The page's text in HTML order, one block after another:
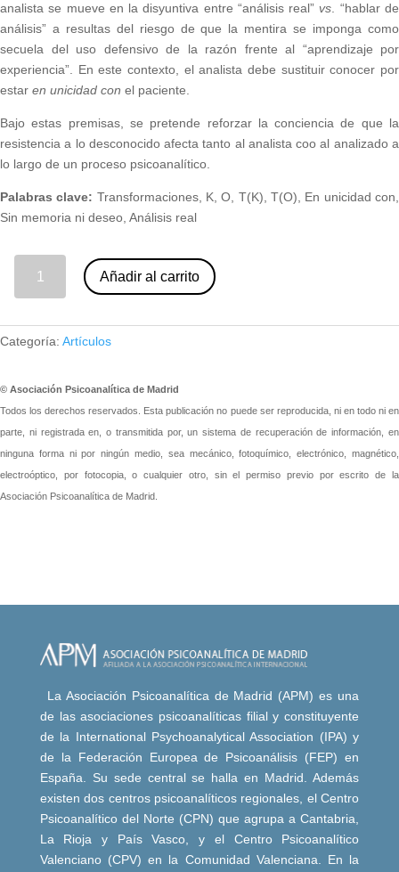
analista se mueve en la disyuntiva entre “análisis real” vs . “hablar de
análisis” a resultas del riesgo de que la mentira se imponga como
secuela del uso defensivo de la razón frente al “aprendizaje por
experiencia”. En este contexto, el analista debe sustituir conocer por
estar en unicidad con el paciente.
Bajo estas premisas, se pretende reforzar la conciencia de que la
resistencia a lo desconocido afecta tanto al analista coo al analizado a
lo largo de un proceso psicoanalítico.
Palabras clave: Transformaciones, K, O, T(K), T(O), En unicidad con,
Sin memoria ni deseo, Análisis real
Añadir al carrito
Categoría: Artículos
© Asociación Psicoanalítica de Madrid
Todos los derechos reservados. Esta publicación no puede ser reproducida, ni en todo ni en
parte, ni registrada en, o transmitida por, un sistema de recuperación de información, en
ninguna forma ni por ningún medio, sea mecánico, fotoquímico, electrónico, magnético,
electroóptico, por fotocopia, o cualquier otro, sin el permiso previo por escrito de la
Asociación Psicoanalítica de Madrid.
La Asociación Psicoanalítica de Madrid (APM) es una
de las asociaciones psicoanalíticas filial y constituyente
de la International Psychoanalytical Association (IPA) y
de la Federación Europea de Psicoanálisis (FEP) en
España. Su sede central se halla en Madrid. Además
existen dos centros psicoanalíticos regionales, el Centro
Psicoanalítico del Norte (CPN) que agrupa a Cantabria,
La Rioja y País Vasco, y el Centro Psicoanalítico
Valenciano (CPV) en la Comunidad Valenciana. En la